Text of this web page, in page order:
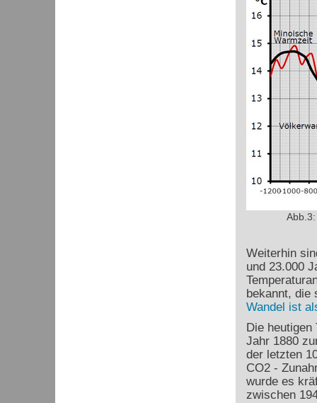
Weiterhin
und 23.000
bekannt, die
Wandel ist
Die heutigen
Jahr 1880
der letzten
CO2 -
wurde es
zwischen